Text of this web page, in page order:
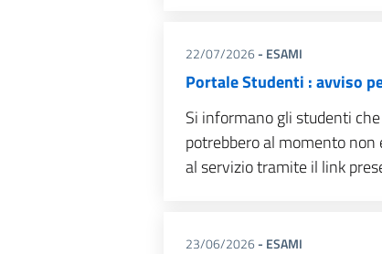
22/07/2026- ESAMI
Portale Studenti : avviso
Si informano gli studenti
potrebbero al momento
al servizio tramite il link
23/06/2026- ESAMI